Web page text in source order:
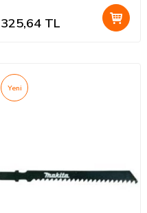
325,64 TL
Yeni